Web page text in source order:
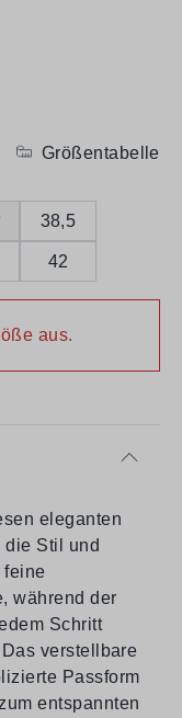
Größentabelle
38,5
42
aus.
eleganten
die Stil und
feine
während der
Schritt
verstellbare
Passform
entspannten